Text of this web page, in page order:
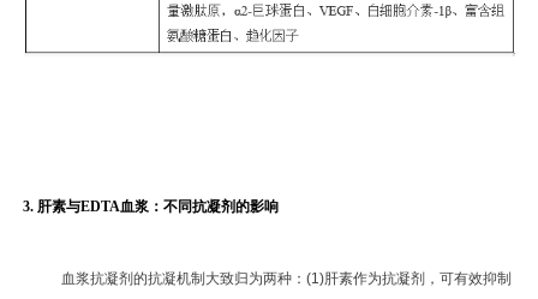
3. 肝素与EDTA血浆：不同抗凝剂的影响
血浆抗凝剂的抗凝机制大致归为两种：(1)肝素作为抗凝剂，可有效抑制